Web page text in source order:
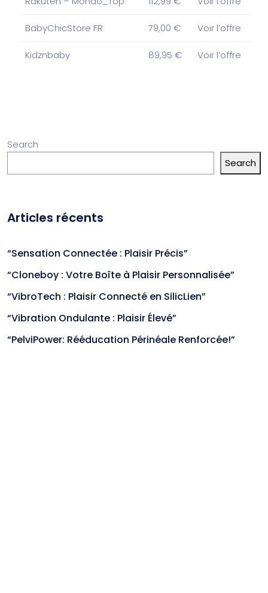
BabyChicStore FR 79,00 € Voir l’offre
Kidznbaby 89,95 € Voir l’offre
Search
Search
Articles récents
“Sensation Connectée : Plaisir Précis”
“Cloneboy : Votre Boîte à Plaisir Personnalisée”
“VibroTech : Plaisir Connecté en SilicLien”
“Vibration Ondulante : Plaisir Élevé”
“PelviPower: Rééducation Périnéale Renforcée!”